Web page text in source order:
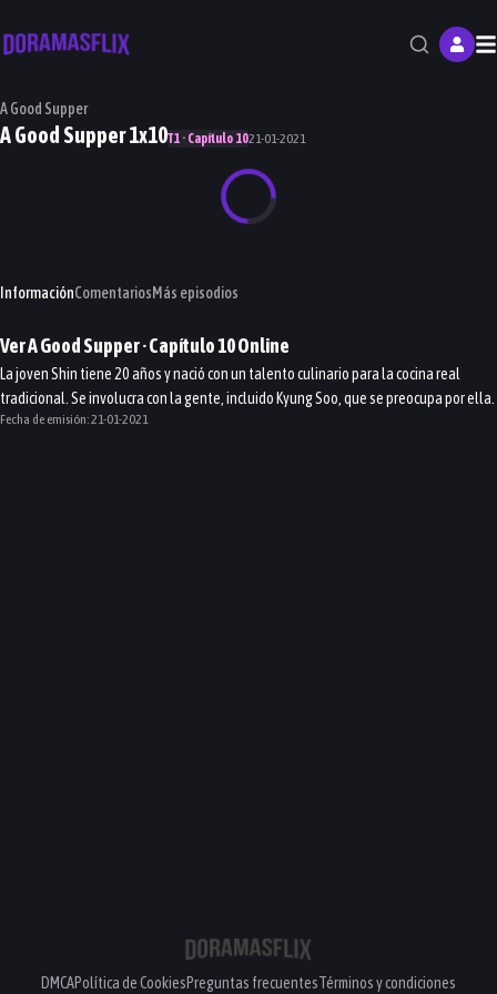
A Good Supper
A Good Supper 1x10T1 · Capítulo 1021-01-2021
InformaciónComentariosMás episodios
VerA Good Supper· Capítulo10Online
La joven Shin tiene 20 años y nació con un talento culinario para la cocina real
tradicional. Se involucra con la gente, incluido Kyung Soo, que se preocupa por ella.
Fecha de emisión:21-01-2021
DMCAPolítica de CookiesPreguntas frecuentesTérminos y condiciones